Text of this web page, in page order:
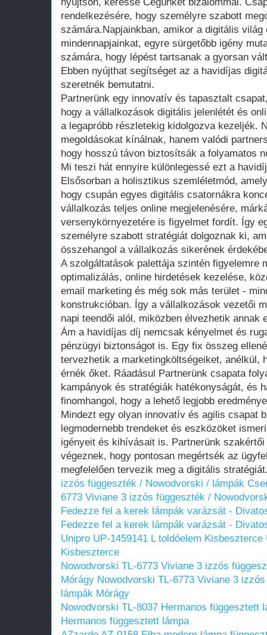
rendelkezésére, hogy személyre szabott
számára.Napjainkban, amikor a digitális
mindennapjainkat, egyre sürgetőbb igény
számára, hogy lépést tartsanak a gyorsan
Ebben nyújthat segítséget az a havidíjas
szeretnék bemutatni.
Partnerünk egy innovatív és tapasztalt
hogy a vállalkozások digitális jelenlétét és
a legapróbb részletekig kidolgozva kezeljék.
megoldásokat kínálnak, hanem valódi
hogy hosszú távon biztosítsák a folyamatos
Mi teszi hát ennyire különlegessé ezt a
Elsősorban a holisztikus szemléletmód,
hogy csupán egyes digitális csatornákra
vállalkozás teljes online megjelenésére,
versenykörnyezetére is figyelmet fordít. Így
személyre szabott stratégiát dolgoznak ki,
összehangol a vállalkozás sikerének
A szolgáltatások palettája szintén figyelemre
optimalizálás, online hirdetések kezelése,
email marketing és még sok más terület -
konstrukcióban. Így a vállalkozások vezetői
napi teendői alól, miközben élvezhetik annak
Ám a havidíjas díj nemcsak kényelmet és
pénzügyi biztonságot is. Egy fix összeg
tervezhetik a marketingköltségeiket, anélkül,
érnék őket. Ráadásul Partnerünk csapata
kampányok és stratégiák hatékonyságát, és
finomhangol, hogy a lehető legjobb
Mindezt egy olyan innovatív és agilis csapat
legmodernebb trendeket és eszközöket
igényeit és kihívásait is. Partnerünk
végeznek, hogy pontosan megértsék az
megfelelően tervezik meg a digitális
izzós függeszték / Nowodvorski / lámpák
6773 Viviane 3 izzós függeszték /
Fedezze fel a kerek lámpák varázsát -
Fedezze fel a kerek lámpák varázsát -
Unipro UP-1459141 L toldóelem Kisbeszterce
Kisbeszterce
Nowodvorski TL-6773 Viviane 3 izzós
Mórágy Nowodvorski TL-6773 Viviane 3
lámpák Mórágy
Nowodvorski TL-8037 Hermanos függesztett
Hermanos függesztett lámpa